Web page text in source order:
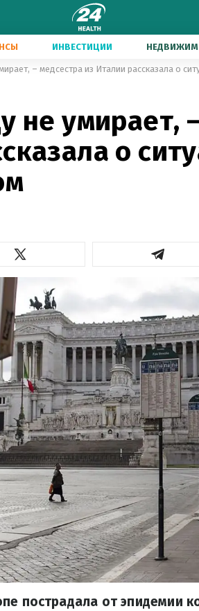
ИНВЕСТИЦИИ
– медсестра из Италии рассказала о
не умирает,
о
пострадала от эпидемии